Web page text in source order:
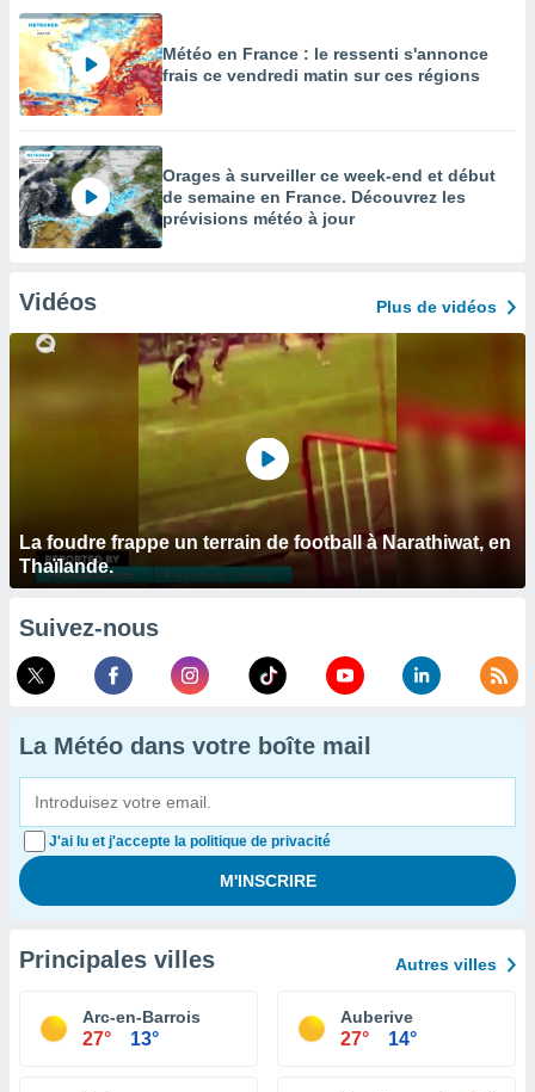
Météo en France : le ressenti s'annonce
frais ce vendredi matin sur ces régions
Orages à surveiller ce week-end et début
de semaine en France. Découvrez les
prévisions météo à jour
Vidéos Plus de vidéos
La foudre frappe un terrain de football à Narathiwat, en
Thaïlande.
Suivez-nous
La Météo dans votre boîte mail
J'ai lu et j'accepte la politique de privacité
Principales villes Autres villes
Arc-en-Barrois
27° 13°
Auberive
27° 14°